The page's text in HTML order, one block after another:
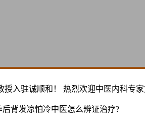
入驻诚顺和！ 热烈欢迎中医内科专家
背发凉怕冷中医怎么辨证治疗?